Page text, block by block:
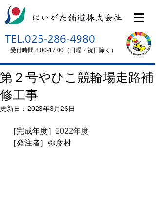
受付時間 8:00-17:00（日曜・祝日除く）
TEL.025-286-4980
第２号やひこ競輪場走路補
修工事
更新日： 2023年3月26日
［完成年度］ 2022年度
［発注者］弥彦村